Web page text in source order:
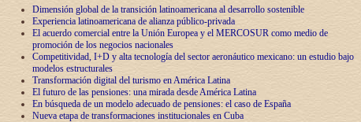
Dimensión global de la transición latinoamericana al desarrollo sostenible
Experiencia latinoamericana de alianza público-privada
El acuerdo comercial entre la Unión Europea y el MERCOSUR como medio de
promoción de los negocios nacionales
Competitividad, I+D y alta tecnología del sector aeronáutico mexicano: un estudio bajo
modelos estructurales
Transformación digital del turismo en América Latina
El futuro de las pensiones: una mirada desde América Latina
En búsqueda de un modelo adecuado de pensiones: el caso de España
Nueva etapa de transformaciones institucionales en Cuba